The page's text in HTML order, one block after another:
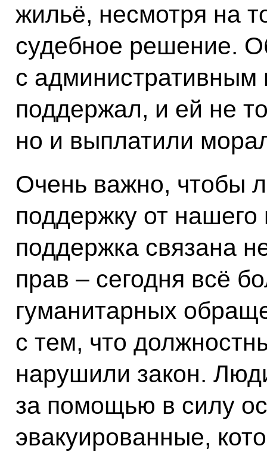
жильё, несмотря на
судебное решение.
с административным
поддержал, и ей не
но и выплатили
Очень важно, чтобы
поддержку от нашего
поддержка связана
прав – сегодня всё
гуманитарных
с тем, что
нарушили закон.
за помощью в силу
эвакуированные,